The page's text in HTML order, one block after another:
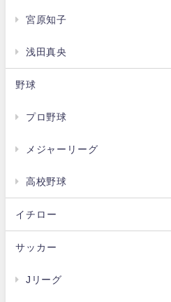
宮原知子
浅田真央
野球
プロ野球
メジャーリーグ
高校野球
イチロー
サッカー
Jリーグ